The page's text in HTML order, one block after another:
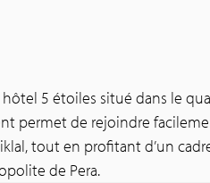
hôtel 5 étoiles situé dans le
permet de rejoindre
tout en profitant d’un
de Pera.